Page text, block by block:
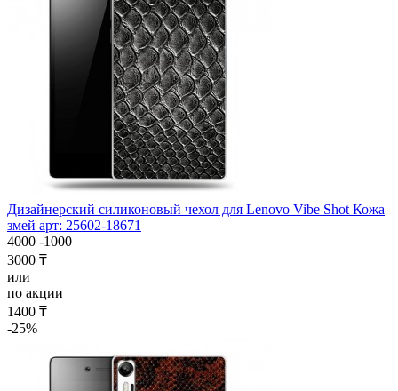
Дизайнерский силиконовый чехол для Lenovo Vibe Shot Кожа
змей арт: 25602-18671
4000 -1000
3000 ₸
или
по акции
1400 ₸
-25%